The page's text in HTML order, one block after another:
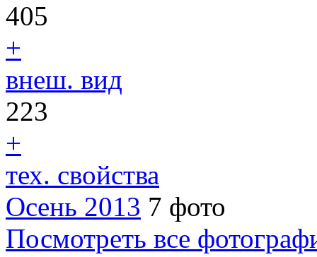
405
+
внеш. вид
223
+
тех. свойства
Осень 2013 7 фото
Посмотреть все